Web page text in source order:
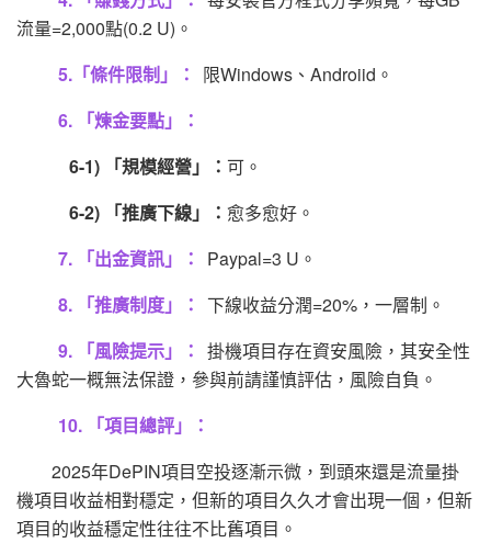
流量=2,000點(0.2 U)。
5.「條件限制」：
限Windows、Androiid。
6. 「煉金要點」：
6-1) 「規模經營」： 可。
6-2) 「推廣下線」： 愈多愈好。
7. 「出金資訊」：
Paypal=3 U。
8. 「推廣制度」： 下線收益分潤=20%，一層制。
9. 「風險提示」： 掛機項目存在資安風險，其安全性
大魯蛇一概無法保證，參與前請謹慎評估，風險自負。
10. 「項目總評」：
2025年DePIN項目空投逐漸示微，到頭來還是流量掛
機項目收益相對穩定，但新的項目久久才會出現一個，但新
項目的收益穩定性往往不比舊項目。